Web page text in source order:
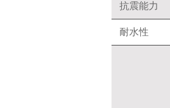
抗震能力
耐水性